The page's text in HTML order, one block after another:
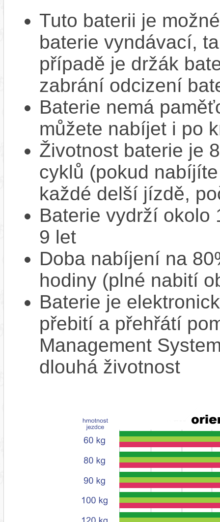
Tuto baterii je
baterie vyndávací,
případě je držák
zabrání odcizení
Baterie nemá
můžete nabíjet i po
Životnost baterie je
cyklů (pokud
každé delší jízdě,
Baterie vydrží okolo
9 let
Doba nabíjení na
hodiny (plné nabití
Baterie je
přebití a přehřátí
Management
dlouhá životnost